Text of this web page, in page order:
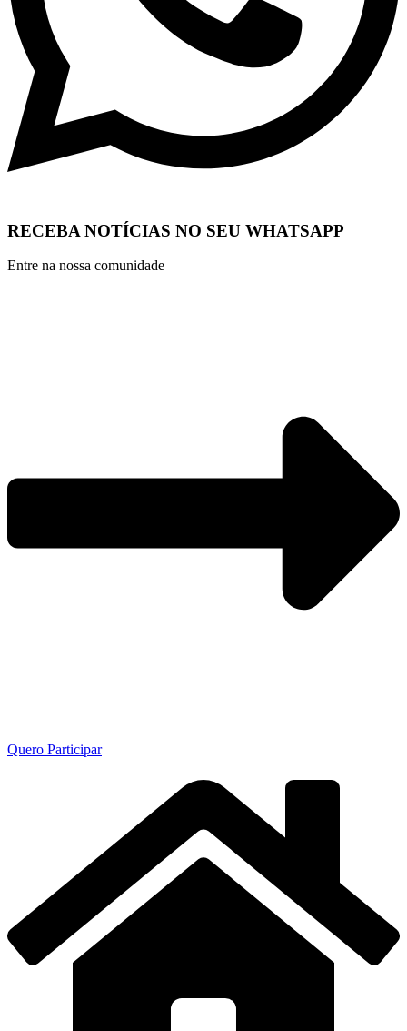
RECEBA NOTÍCIAS NO SEU WHATSAPP
Entre na nossa comunidade
Quero Participar